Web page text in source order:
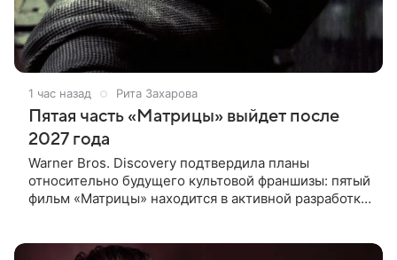
1 час назад Рита Захарова
Пятая часть «Матрицы» выйдет после
2027 года
Warner Bros. Discovery подтвердила планы
относительно будущего культовой франшизы: пятый
фильм «Матрицы» находится в активной разработке